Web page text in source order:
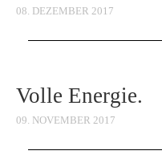
08. DEZEMBER 2017
Volle Energie.
09. NOVEMBER 2017